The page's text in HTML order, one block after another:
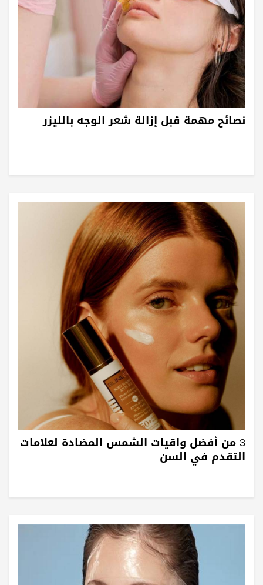
نصائح مهمة قبل إزالة شعر الوجه بالليزر
3 من أفضل واقيات الشمس المضادة لعلامات
التقدم في السن